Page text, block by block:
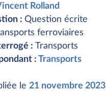
Rolland
: Question écrite
ferroviaires
: Transports
: Transports
le 21 novembre 2023